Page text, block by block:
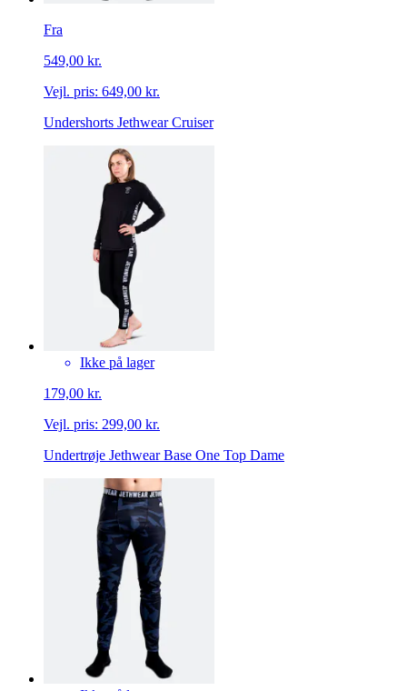
Fra
549,00 kr.
Vejl. pris: 649,00 kr.
Undershorts Jethwear Cruiser
Ikke på lager
179,00 kr.
Vejl. pris: 299,00 kr.
Undertrøje Jethwear Base One Top Dame